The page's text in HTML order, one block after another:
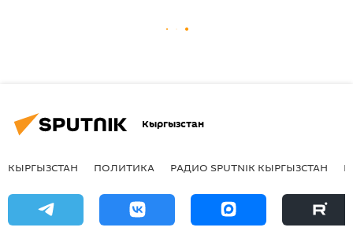
Кыргызстан
КЫРГЫЗСТАН ПОЛИТИКА РАДИО SPUTNIK КЫРГЫЗСТАН